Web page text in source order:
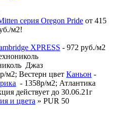
серия Oregon Pride от 415
м2!
XPRESS - 972 руб./м2
Джаз
м2; Вестерн цвет Каньон -
- 1358р/м2; Атлантика
действует до 30.06.21г
и цвета » PUR 50